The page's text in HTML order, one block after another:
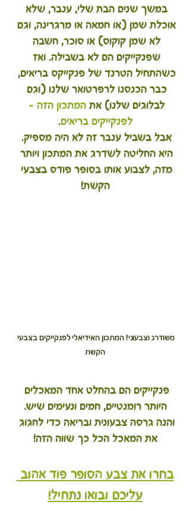
במשך שנים הבת שלי, ענבר, שלא
אוכלת שמן (או חמאה או מרגרינה, וגם
לא שמן קוקוס) או סוכר, חשבה
שפנקייקים הם לא בשבילה. ואז
כשהתחיל הטרנד של פנקייקס בריאים,
כבר הכנסנו לרפרטואר שלנו (וגם
לבלוגים שלנו) את המתכון הזה -
לפנקייקים בריאים.
אבל בשביל ענבר זה לא היה מספיק.
היא החליטה לשדרג את המתכון ויותר
מזה, לצבוע אותו בסופר פודס בצבעי
הקשת!
משודרג וצבעוני! המתכון האידיאלי לפנקייקים בצבעי
הקשת
פנקייקים הם בהחלט אחד המאכלים
היותר רומנטיים, חמים ונעימים שיש.
והנה גרסה צבעונית ובריאה כדי לחגוג
את המאכל הכל כך שווה הזה!
בחרו את צבע הסופר פוד אהוב
עליכם ובואו נתחיל!